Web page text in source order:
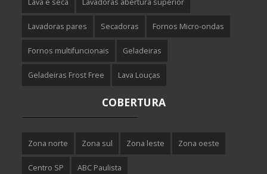
Lava e seca Lavadoras abertura superior
Lavadoras pares Secadoras Fornos Micro-ondas
Fornos multifuncionais Geladeiras
Geladeiras Frost Free Lava Louças
COBERTURA
Zona norte Zona sul Zona leste Zona oeste
Centro SP ABC Paulista